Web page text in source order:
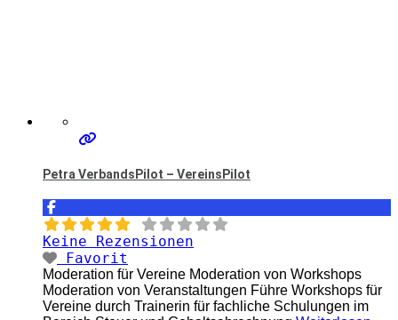
Petra VerbandsPilot – VereinsPilot
Keine Rezensionen
Favorit
Moderation für Vereine Moderation von Workshops
Moderation von Veranstaltungen Führe Workshops für
Vereine durch Trainerin für fachliche Schulungen im